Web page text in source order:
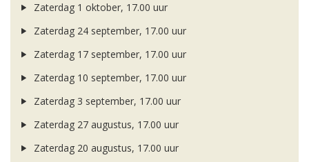
Zaterdag 1 oktober, 17.00 uur
Zaterdag 24 september, 17.00 uur
Zaterdag 17 september, 17.00 uur
Zaterdag 10 september, 17.00 uur
Zaterdag 3 september, 17.00 uur
Zaterdag 27 augustus, 17.00 uur
Zaterdag 20 augustus, 17.00 uur